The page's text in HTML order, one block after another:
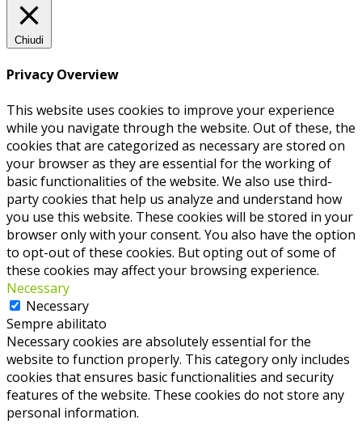
Chiudi
Privacy Overview
This website uses cookies to improve your experience
while you navigate through the website. Out of these, the
cookies that are categorized as necessary are stored on
your browser as they are essential for the working of
basic functionalities of the website. We also use third-
party cookies that help us analyze and understand how
you use this website. These cookies will be stored in your
browser only with your consent. You also have the option
to opt-out of these cookies. But opting out of some of
these cookies may affect your browsing experience.
Necessary
Necessary
Sempre abilitato
Necessary cookies are absolutely essential for the
website to function properly. This category only includes
cookies that ensures basic functionalities and security
features of the website. These cookies do not store any
personal information.